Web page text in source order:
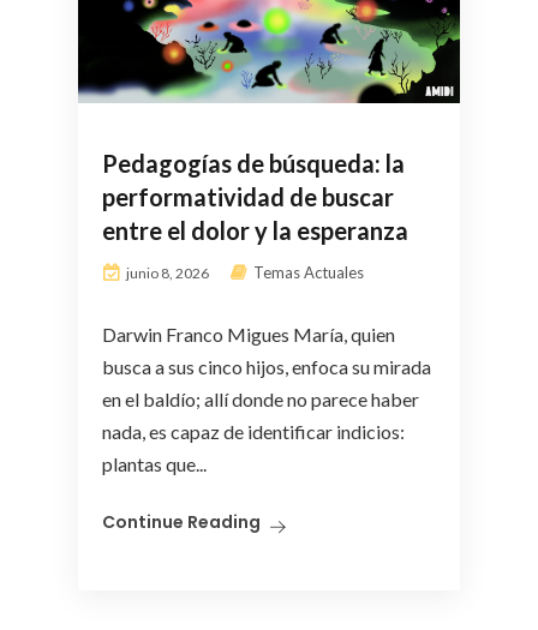
Pedagogías de búsqueda: la
performatividad de buscar
entre el dolor y la esperanza
junio 8, 2026 Temas Actuales
Darwin Franco Migues María, quien
busca a sus cinco hijos, enfoca su mirada
en el baldío; allí donde no parece haber
nada, es capaz de identificar indicios:
plantas que...
Continue Reading